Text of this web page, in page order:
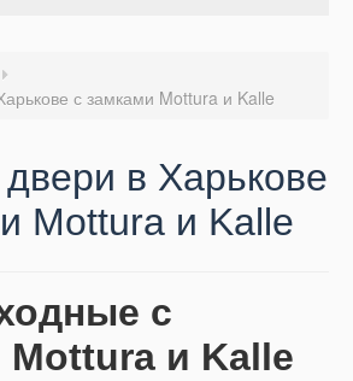
с замками Mottura и Kalle
в Харькове
Mottura и Kalle
с
Mottura и Kalle